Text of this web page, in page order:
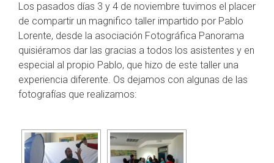
Los pasados días 3 y 4 de noviembre tuvimos el placer
de compartir un magnifico taller impartido por Pablo
Lorente, desde la asociación Fotográfica Panorama
quisiéramos dar las gracias a todos los asistentes y en
especial al propio Pablo, que hizo de este taller una
experiencia diferente. Os dejamos con algunas de las
fotografías que realizamos: